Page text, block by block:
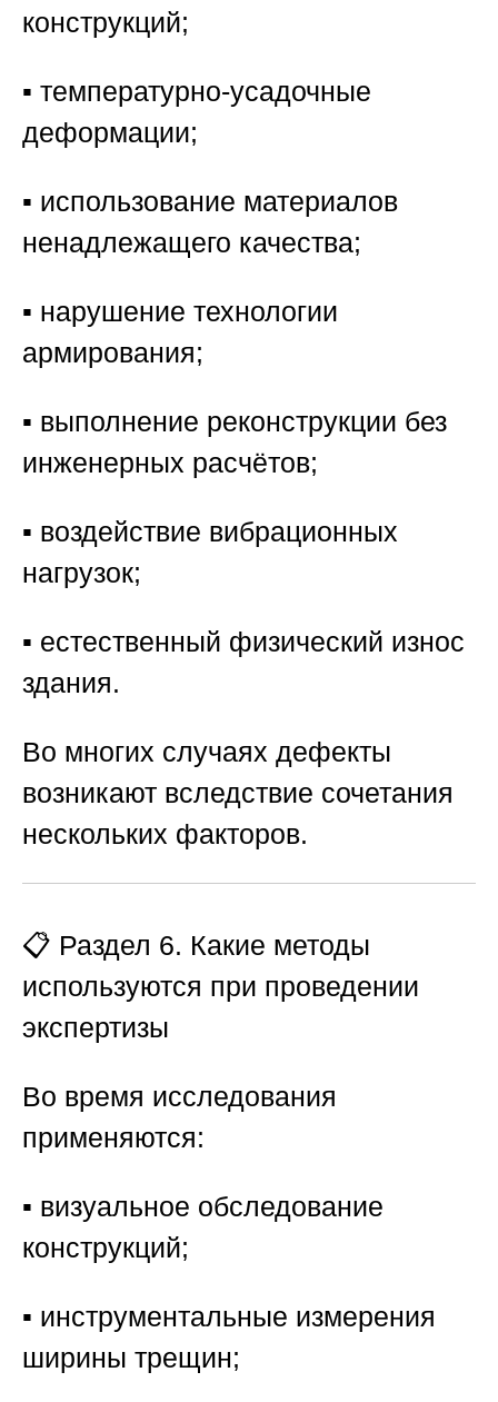
конструкций;
▪️ температурно-усадочные
деформации;
▪️ использование материалов
ненадлежащего качества;
▪️ нарушение технологии
армирования;
▪️ выполнение реконструкции без
инженерных расчётов;
▪️ воздействие вибрационных
нагрузок;
▪️ естественный физический износ
здания.
Во многих случаях дефекты
возникают вследствие сочетания
нескольких факторов.
📋 Раздел 6. Какие методы
используются при проведении
экспертизы
Во время исследования
применяются:
▪️ визуальное обследование
конструкций;
▪️ инструментальные измерения
ширины трещин;